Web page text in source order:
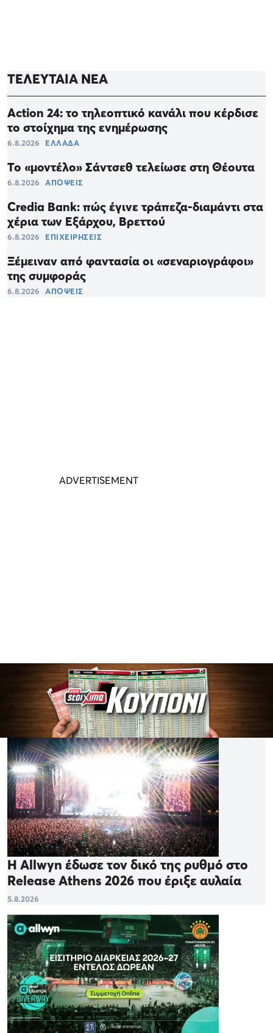
ΤΕΛΕΥΤΑΙΑ ΝΕΑ
Action 24: το τηλεοπτικό κανάλι που κέρδισε
το στοίχημα της ενημέρωσης
6.8.2026 ΕΛΛΑΔΑ
Το «μοντέλο» Σάντσεθ τελείωσε στη Θέουτα
6.8.2026 ΑΠΟΨΕΙΣ
Credia Bank: πώς έγινε τράπεζα-διαμάντι στα
χέρια των Εξάρχου, Βρεττού
6.8.2026 ΕΠΙΧΕΙΡΗΣΕΙΣ
Ξέμειναν από φαντασία οι «σεναριογράφοι»
της συμφοράς
6.8.2026 ΑΠΟΨΕΙΣ
Η Allwyn έδωσε τον δικό της ρυθμό στο
Release Athens 2026 που έριξε αυλαία
5.8.2026